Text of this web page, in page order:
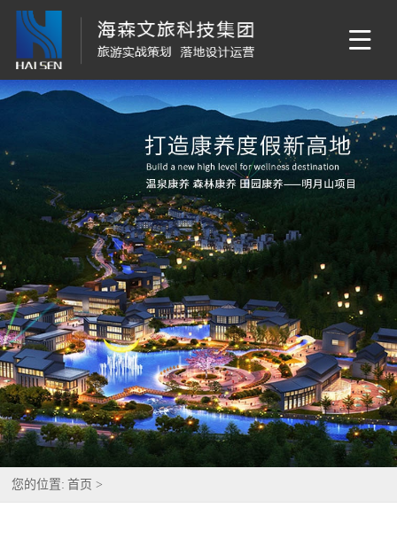
您的位置: 首页 >